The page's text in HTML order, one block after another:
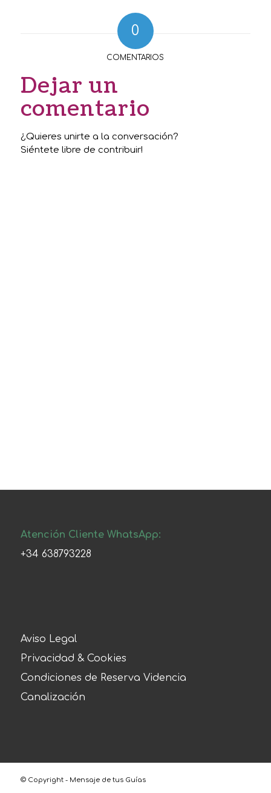
0
COMENTARIOS
Dejar un
comentario
¿Quieres unirte a la conversación?
Siéntete libre de contribuir!
Atención Cliente WhatsApp:
+34 638793228
Aviso Legal
Privacidad & Cookies
Condiciones de Reserva Videncia
Canalización
© Copyright - Mensaje de tus Guías